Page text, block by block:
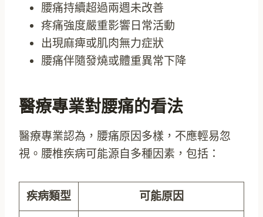
腰痛持續超過兩週未改善
疼痛強度嚴重影響日常活動
出現麻痺或肌肉無力症狀
腰痛伴隨發燒或體重異常下降
醫療專業對腰痛的看法
醫療專業認為，腰痛原因多樣，不應輕易忽
視。腰椎疾病可能源自多種因素，包括：
疾病類型 可能原因